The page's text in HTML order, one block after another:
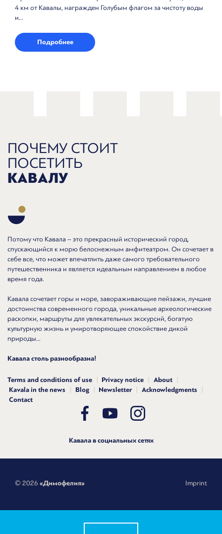
за чистоту воды
удалиться от городской суеты. Пляж Тоска
ПОЧЕМУ СТОИТ
ПОСЕТИТЬ
КАВАЛУ
Потому что Кавала – это прекрасный исторический город,
спускающийся к морю белоснежным амфитеатром. Он сочетает в
себе все, что может впечатлить даже самого требовательного
путешественника и является идеальным направлением в любое
время года.
Кавала сочетает горы и море, завораживающие пейзажи, лучшие
достоинства современного города, уникальные археологические
раскопки, маршруты для увлекательных экскурсий, богатую
культурную жизнь и умиротворяющее спокойствие дикой
природы...
Кавала столь разнообразна!
Terms and conditions of use Privacy notice
About
Kavala in the news
Blog Newsletter
Acknowledgments
Contact
Кавала в социальных сетях
© 2026 «Димофелия» Imprint